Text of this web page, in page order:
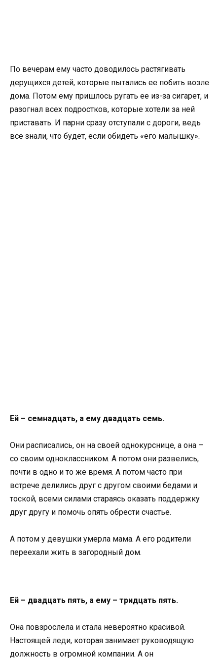
По вечерам ему часто доводилось растягивать
дерущихся детей, которые пытались ее побить возле
дома. Потом ему пришлось ругать ее из-за сигарет, и
разогнал всех подростков, которые хотели за ней
приставать. И парни сразу отступали с дороги, ведь
все знали, что будет, если обидеть «его малышку».
Ей – семнадцать, а ему двадцать семь.
Они расписались, он на своей однокурснице, а она –
со своим одноклассником. А потом они развелись,
почти в одно и то же время. А потом часто при
встрече делились друг с другом своими бедами и
тоской, всеми силами стараясь оказать поддержку
друг другу и помочь опять обрести счастье.
А потом у девушки умерла мама. А его родители
переехали жить в загородный дом.
Ей – двадцать пять, а ему – тридцать пять.
Она повзрослела и стала невероятно красивой.
Настоящей леди, которая занимает руководящую
должность в огромной компании. А он